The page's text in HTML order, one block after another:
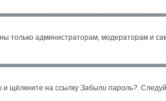
только администраторам, модераторам и
и щёлкните на ссылку Забыли пароль?.